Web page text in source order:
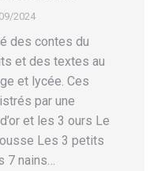
2024
des contes du
et des textes au
et lycée. Ces
par une
et les 3 ours Le
Les 3 petits
7 nains…